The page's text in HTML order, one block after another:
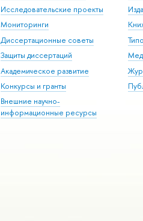
Исследовательские проекты
Мониторинги
Диссертационные советы
Защиты диссертаций
Академическое развитие
Конкурсы и гранты
Внешние научно-
информационные ресурсы